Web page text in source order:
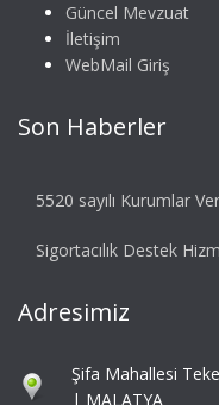
Güncel Mevzuat
İletişim
WebMail Giriş
Son Haberler
5520 sayılı Kurumlar
Sigortacılık Destek
Adresimiz
Şifa Mahallesi
| MALATYA